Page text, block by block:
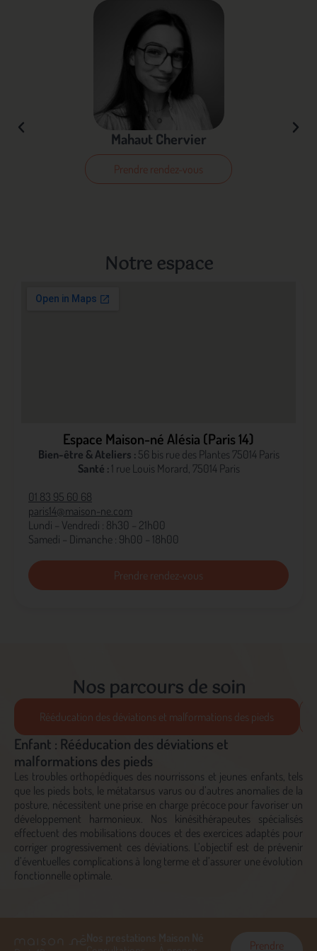
Mahaut Chervier
Prendre rendez-vous
Notre espace
Espace Maison-né Alésia (Paris 14)
Bien-être & Ateliers :56 bis rue des Plantes 75014 Paris
Santé :1 rue Louis Morard, 75014 Paris
01 83 95 60 68
paris14@maison-ne.com
Lundi – Vendredi : 8h30 – 21h00
Samedi – Dimanche : 9h00 – 18h00
Prendre rendez-vous
Nos parcours de soin
Rééducation des déviations et malformations des pieds
Enfant : Rééducation des déviations et
malformations des pieds
Les troubles orthopédiques des nourrissons et jeunes enfants, tels
que les pieds bots, le métatarsus varus ou d’autres anomalies de la
posture, nécessitent une prise en charge précoce pour favoriser un
développement harmonieux. Nos kinésithérapeutes spécialisés
effectuent des mobilisations douces et des exercices adaptés pour
corriger progressivement ces déviations. L’objectif est de prévenir
d’éventuelles complications à long terme et d’assurer une évolution
fonctionnelle optimale.
Prendre